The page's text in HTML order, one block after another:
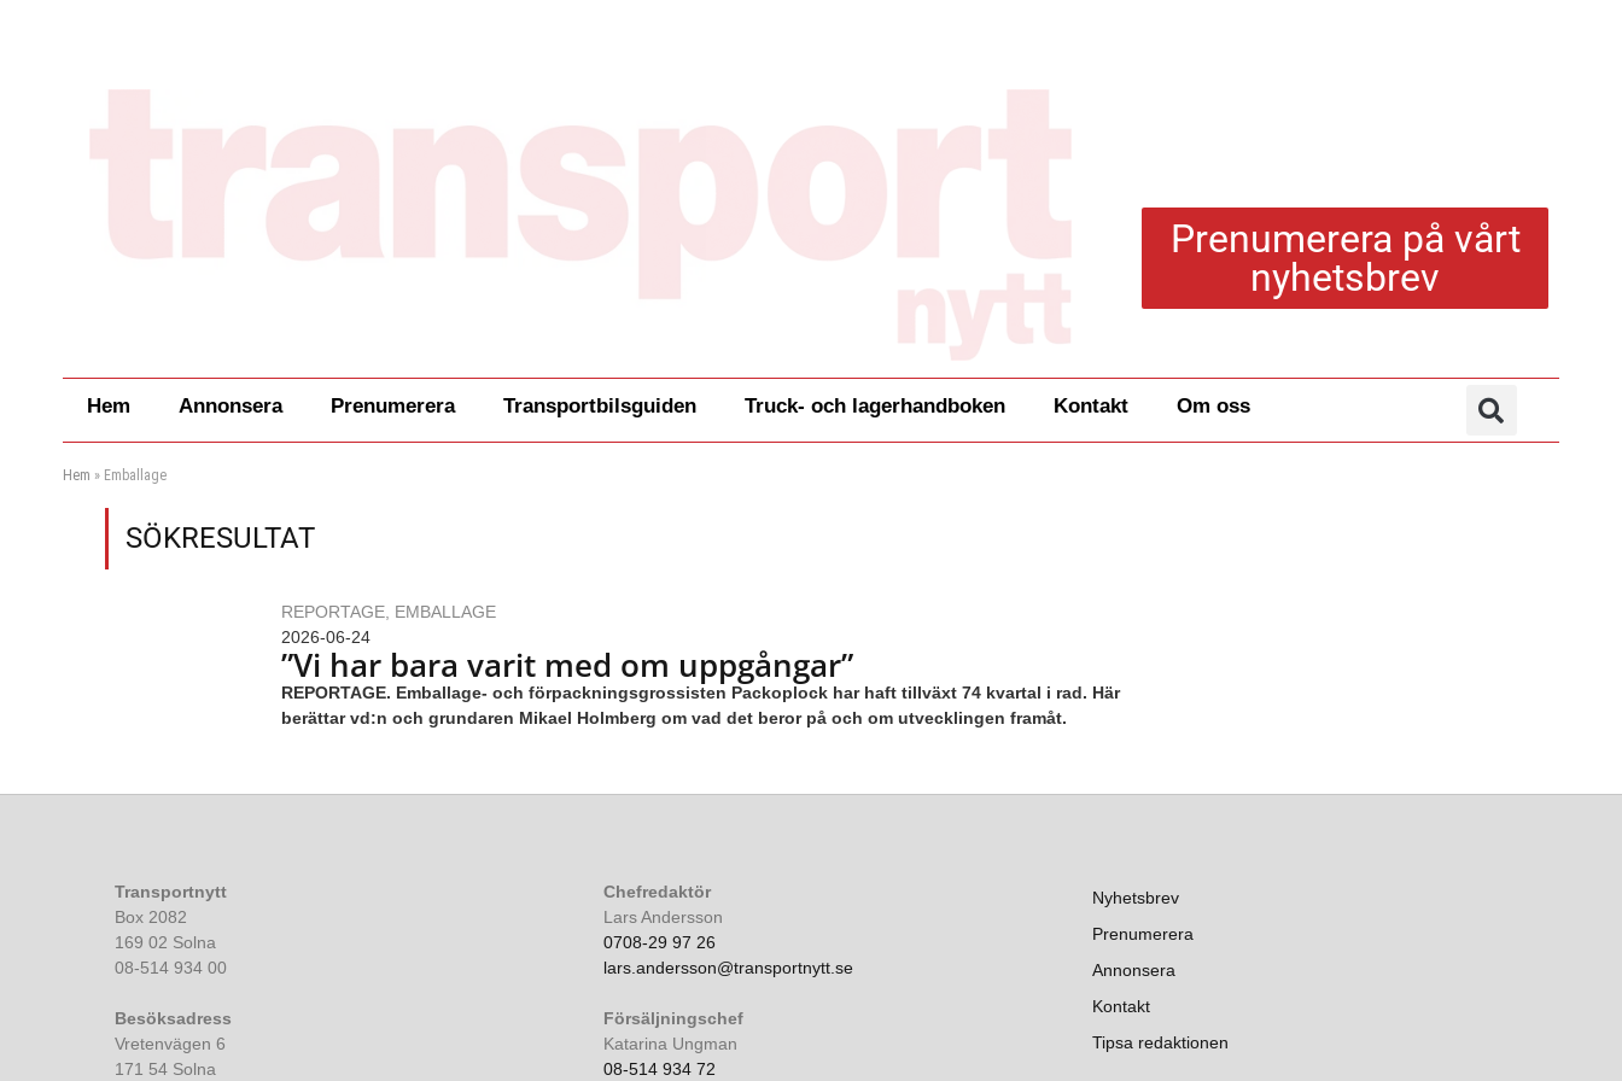
Prenumerera på vårt
nyhetsbrev
Hem Annonsera Prenumerera Transportbilsguiden Truck- och lagerhandboken Kontakt Om oss
Hem » Emballage
SÖKRESULTAT
REPORTAGE, EMBALLAGE
2026-06-24
”Vi har bara varit med om uppgångar”
REPORTAGE. Emballage- och förpackningsgrossisten Packoplock har haft tillväxt 74 kvartal i rad. Här
berättar vd:n och grundaren Mikael Holmberg om vad det beror på och om utvecklingen framåt.
Transportnytt
Box 2082
169 02 Solna
08-514 934 00
Besöksadress
Vretenvägen 6
171 54 Solna
Chefredaktör
Lars Andersson
0708-29 97 26
lars.andersson@transportnytt.se
Försäljningschef
Katarina Ungman
08-514 934 72
Nyhetsbrev
Prenumerera
Annonsera
Kontakt
Tipsa redaktionen